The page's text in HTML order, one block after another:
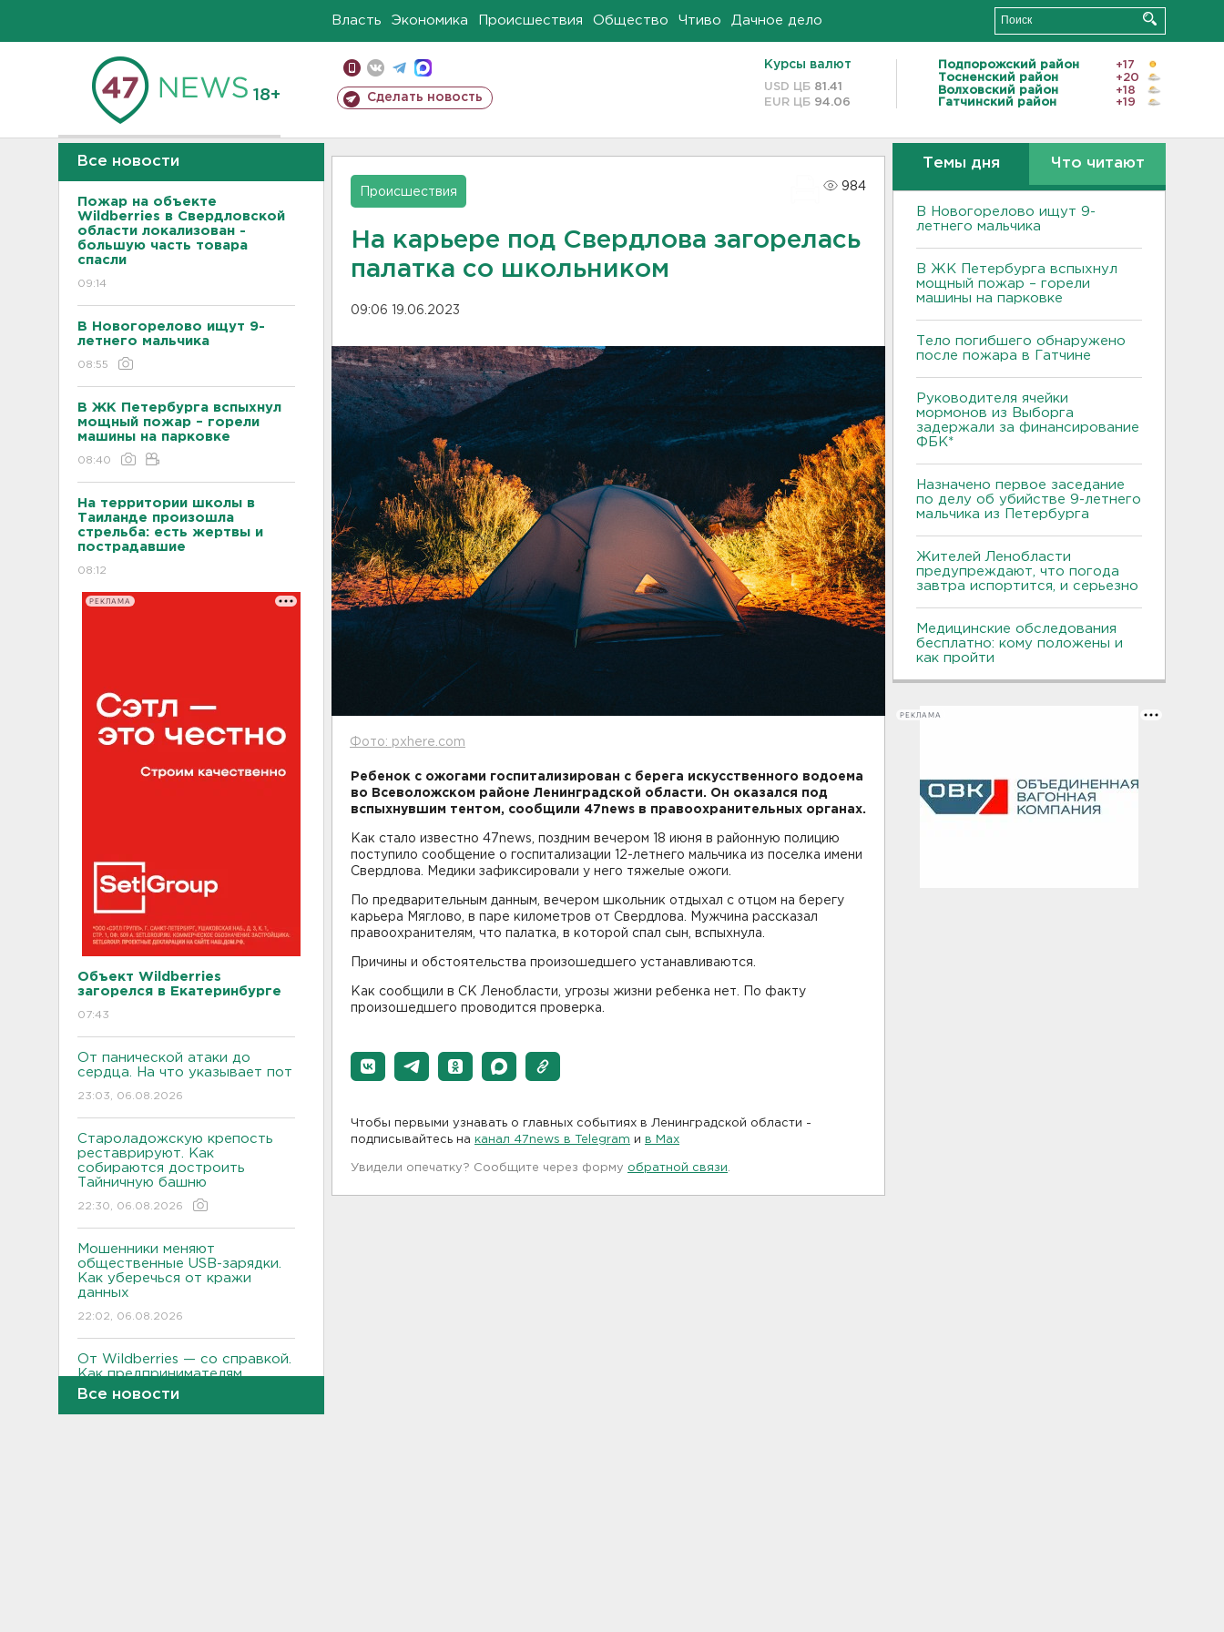
Власть Экономика Происшествия Общество Чтиво Дачное дело
18+ Сделать новость
Курсы валют
USD ЦБ 81.41
EUR ЦБ 94.06
Подпорожский район
+17
Тосненский район
+20
Волховский район
+18
Гатчинский район
+19
Все новости
Пожар на объекте
Wildberries в Свердловской
области локализован -
большую часть товара
спасли
09:14
В Новогорелово ищут 9-
летнего мальчика
08:55
В ЖК Петербурга вспыхнул
мощный пожар – горели
машины на парковке
08:40
На территории школы в
Таиланде произошла
стрельба: есть жертвы и
пострадавшие
08:12
РЕКЛАМА
Объект Wildberries
загорелся в Екатеринбурге
07:43
От панической атаки до
сердца. На что указывает пот
23:03, 06.08.2026
Староладожскую крепость
реставрируют. Как
собираются достроить
Тайничную башню
22:30, 06.08.2026
Мошенники меняют
общественные USB-зарядки.
Как уберечься от кражи
данных
22:02, 06.08.2026
От Wildberries — со справкой.
Как предпринимателям
подтвердить ущерб от атак
на склады
Все новости
Происшествия
984
На карьере под Свердлова загорелась
палатка со школьником
09:06 19.06.2023
Фото: pxhere.com
Ребенок с ожогами госпитализирован с берега искусственного водоема
во Всеволожском районе Ленинградской области. Он оказался под
вспыхнувшим тентом, сообщили 47news в правоохранительных органах.
Как стало известно 47news, поздним вечером 18 июня в районную полицию
поступило сообщение о госпитализации 12-летнего мальчика из поселка имени
Свердлова. Медики зафиксировали у него тяжелые ожоги.
По предварительным данным, вечером школьник отдыхал с отцом на берегу
карьера Мяглово, в паре километров от Свердлова. Мужчина рассказал
правоохранителям, что палатка, в которой спал сын, вспыхнула.
Причины и обстоятельства произошедшего устанавливаются.
Как сообщили в СК Ленобласти, угрозы жизни ребенка нет. По факту
произошедшего проводится проверка.
Чтобы первыми узнавать о главных событиях в Ленинградской области -
подписывайтесь на канал 47news в Telegram и в Maх
Увидели опечатку? Сообщите через форму обратной связи
Темы дня Что читают
В Новогорелово ищут 9-
летнего мальчика
В ЖК Петербурга вспыхнул
мощный пожар – горели
машины на парковке
Тело погибшего обнаружено
после пожара в Гатчине
Руководителя ячейки
мормонов из Выборга
задержали за финансирование
ФБК*
Назначено первое заседание
по делу об убийстве 9-летнего
мальчика из Петербурга
Жителей Ленобласти
предупреждают, что погода
завтра испортится, и серьезно
Медицинские обследования
бесплатно: кому положены и
как пройти
РЕКЛАМА